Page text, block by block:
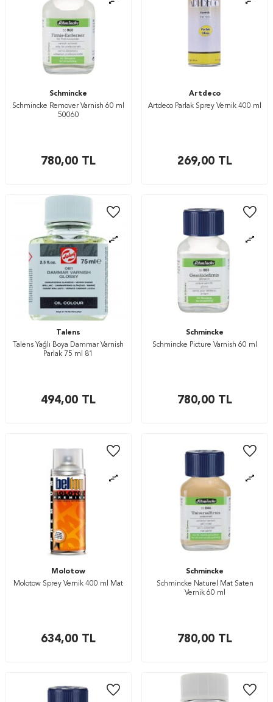
Schmincke
Schmincke Remover Varnish 60 ml
50060
780,00 TL
Artdeco
Artdeco Parlak Sprey Vernik 400 ml
269,00 TL
Talens
Talens Yağlı Boya Dammar Varnish
Parlak 75 ml 81
494,00 TL
Schmincke
Schmincke Picture Varnish 60 ml
780,00 TL
Molotow
Molotow Sprey Vernik 400 ml Mat
634,00 TL
Schmincke
Schmincke Naturel Mat Saten
Vernik 60 ml
780,00 TL